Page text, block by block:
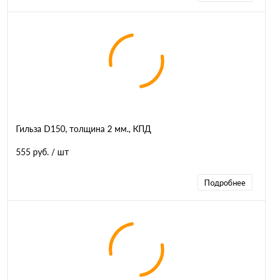
Гильза D150, толщина 2 мм., КПД
555 руб. / шт
Подробнее